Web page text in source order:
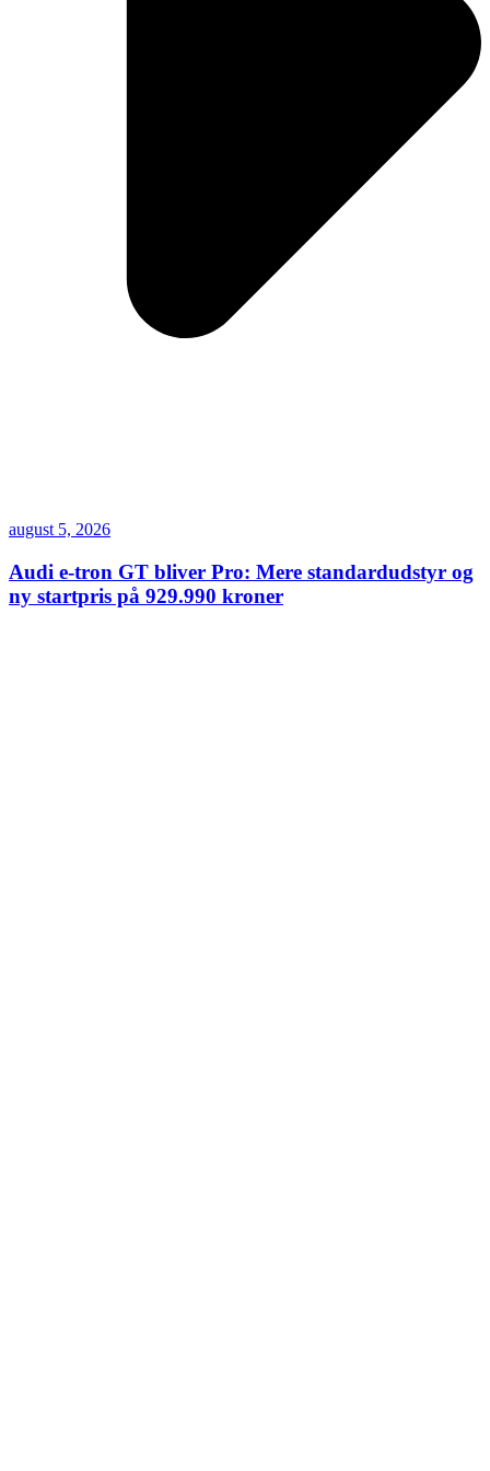
august 5, 2026
Audi e-tron GT bliver Pro: Mere standardudstyr og
ny startpris på 929.990 kroner